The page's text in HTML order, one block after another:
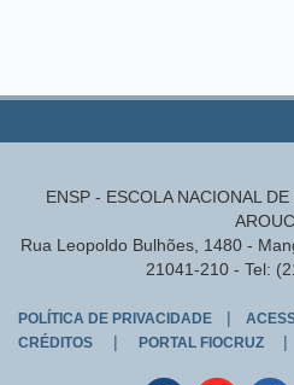
ENSP - ESCOLA NACIONAL
Rua Leopoldo Bulhões, 1480 -
21041-210 - Tel:
POLÍTICA DE PRIVACIDADE |
CRÉDITOS | PORTAL FIOCRUZ |